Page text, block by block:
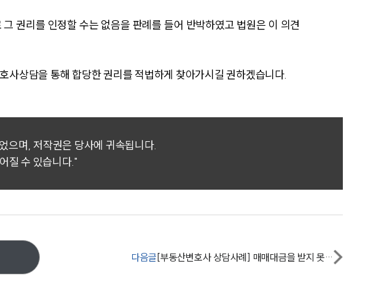
부동산전문변호사
뉴스레터/브로슈어
권리를 인정할 수는 없음을 판례를 들어 반박하였고 법원은 이 의견
상담을 통해 합당한 권리를 적법하게 찾아가시길 권하겠습니다.
으며, 저작권은 당사에 귀속됩니다.
질 수 있습니다."
다음글 [부동산변호사 상담사례] 매매대금을 받지 못한 의뢰인, 전문변호사의 조력으로 승소하다